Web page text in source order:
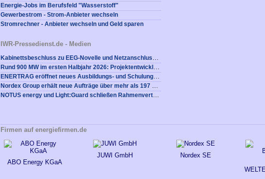
Energie-Jobs im Berufsfeld "Wasserstoff"
Gewerbestrom - Strom-Anbieter wechseln
Stromrechner - Anbieter wechseln und Geld sparen
IWR-Pressedienst.de - Medien
Kabinettsbeschluss zu EEG-Novelle und Netzanschlusspaket: Alterric warnt vor schwerem Rückschlag für Industriestandort Deutschland
Rund 900 MW im ersten Halbjahr 2026: Projektentwickler entscheiden sich für die UKA-Gruppe
ENERTRAG eröffnet neues Ausbildungs- und Schulungszentrum in Dauerthal
Nordex Group erhält neue Aufträge über mehr als 197 MW von ENOVA und BMR
NOTUS energy und Light:Guard schließen Rahmenvertrag über Bedarfsgesteuerte Nachtkennzeichnung für Neuanlagen
Firmen auf energiefirmen.de
ABO Energy KGaA
JUWI GmbH
Nordex SE